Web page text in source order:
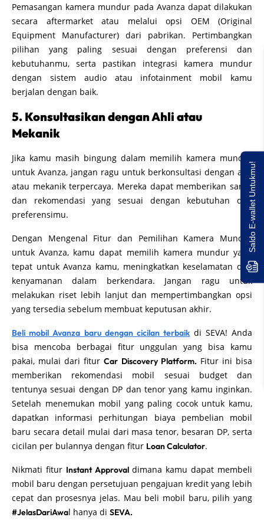
Pemasangan kamera mundur pada Avanza dapat dilakukan
secara aftermarket atau melalui opsi OEM (Original
Equipment Manufacturer) dari pabrikan. Pertimbangkan
pilihan yang paling sesuai dengan preferensi dan
kebutuhanmu, serta pastikan integrasi kamera mundur
dengan sistem audio atau infotainment mobil kamu
berjalan dengan baik.
5. Konsultasikan dengan Ahli atau
Mekanik
Jika kamu masih bingung dalam memilih kamera mundur
untuk Avanza, jangan ragu untuk berkonsultasi dengan ahli
atau mekanik terpercaya. Mereka dapat memberikan saran
dan rekomendasi yang sesuai dengan kebutuhan dan
preferensimu.
Dengan Mengenal Fitur dan Pemilihan Kamera Mundur
untuk Avanza, kamu dapat memilih kamera mundur yang
tepat untuk Avanza kamu, meningkatkan keselamatan dan
kenyamanan dalam berkendara. Jangan ragu untuk
melakukan riset lebih lanjut dan mempertimbangkan opsi
yang tersedia sebelum membuat keputusan akhir.
Beli mobil Avanza baru dengan cicilan terbaik di SEVA! Anda
bisa mencoba berbagai fitur unggulan yang bisa kamu
pakai, mulai dari fiturCar Discovery Platform. Fitur ini bisa
memberikan rekomendasi mobil sesuai budget dan
tentunya sesuai dengan DP dan tenor yang kamu inginkan.
Setelah menemukan mobil yang paling cocok untuk kamu,
dapatkan informasi perhitungan biaya pembelian mobil
baru secara detail mulai dari masa tenor, besaran DP, serta
cicilan per bulannya dengan fitur Loan Calculator.
Nikmati fitur Instant Approval dimana kamu dapat membeli
mobil baru dengan persetujuan pengajuan kredit yang lebih
cepat dan prosesnya jelas. Mau beli mobil baru, pilih yang
#JelasDariAwal hanya di SEVA.
Saldo E-wallet Untukmu!